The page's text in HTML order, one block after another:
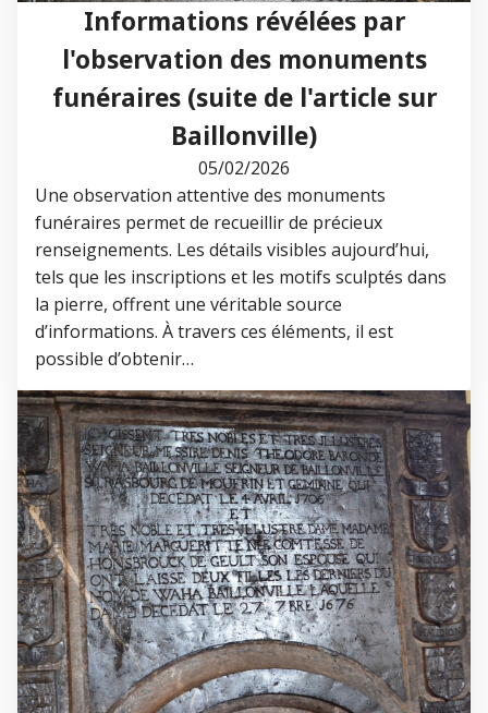
Informations révélées par
l'observation des monuments
funéraires (suite de l'article sur
Baillonville)
05/02/2026
Une observation attentive des monuments
funéraires permet de recueillir de précieux
renseignements. Les détails visibles aujourd’hui,
tels que les inscriptions et les motifs sculptés dans
la pierre, offrent une véritable source
d’informations. À travers ces éléments, il est
possible d’obtenir…